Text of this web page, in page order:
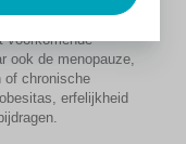
voorkomende
ook de menopauze,
of chronische
erfelijkheid